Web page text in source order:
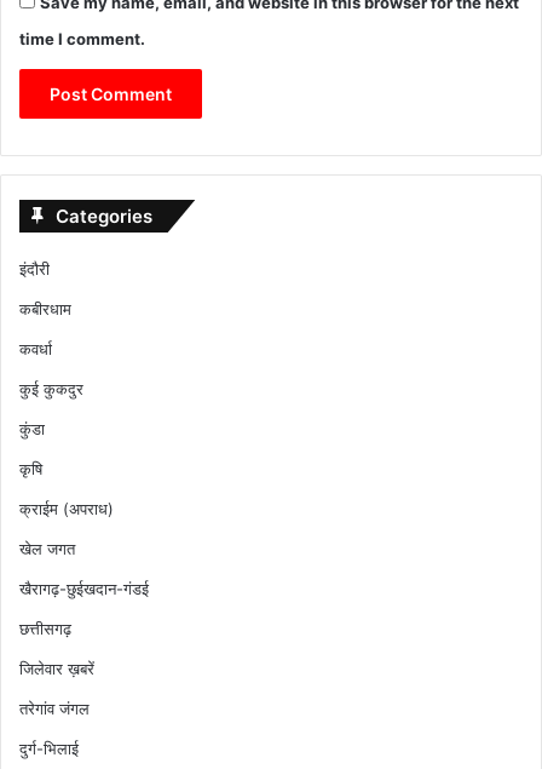
time I comment.
Categories
इंदौरी
कबीरधाम
कवर्धा
कुई कुकदुर
कुंडा
कृषि
क्राईम (अपराध)
खेल जगत
खैरागढ़-छुईखदान-गंडई
छत्तीसगढ़
जिलेवार ख़बरें
तरेगांव जंगल
दुर्ग-भिलाई